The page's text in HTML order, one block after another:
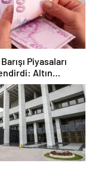
Piyasaları
Altın
Petrol